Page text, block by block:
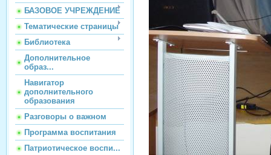
БАЗОВОЕ УЧРЕЖДЕНИЕ
Тематические страницы
Библиотека
Дополнительное
образ...
Навигатор
дополнительного
образования
Разговоры о важном
Программа воспитания
Патриотическое воспи...